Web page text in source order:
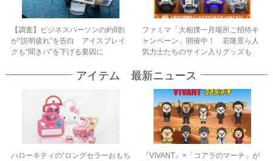
【調査】ビジネスパーソンの約8割
が“説明疲れ”を告白 アイスブレイ
クも“聞きパ”を下げる要因に
ファミマ「大相撲一月場所ご招待キ
ャンペーン」開催中！ 若隆景ら人
気力士たちのサイン入りグッズも
アイテム 最新ニュース
ハローキティの“ロングセラーおもち
『VIVANT』×「コアラのマーチ」が